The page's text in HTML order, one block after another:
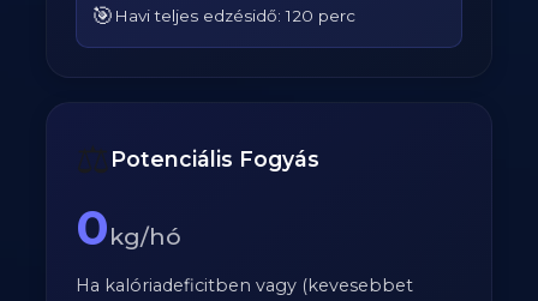
🎯 Havi teljes edzésidő: 120 perc
⚖️ Potenciális Fogyás
0kg/hó
Ha kalóriadeficitben vagy (kevesebbet